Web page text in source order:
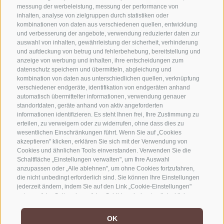
messung der werbeleistung, messung der performance von
inhalten, analyse von zielgruppen durch statistiken oder
kombinationen von daten aus verschiedenen quellen, entwicklung
und verbesserung der angebote, verwendung reduzierter daten zur
auswahl von inhalten, gewährleistung der sicherheit, verhinderung
und aufdeckung von betrug und fehlerbehebung, bereitstellung und
anzeige von werbung und inhalten, ihre entscheidungen zum
datenschutz speichern und übermitteln, abgleichung und
kombination von daten aus unterschiedlichen quellen, verknüpfung
verschiedener endgeräte, identifikation von endgeräten anhand
automatisch übermittelter informationen, verwendung genauer
standortdaten, geräte anhand von aktiv angeforderten
informationen identifizieren. Es steht Ihnen frei, Ihre Zustimmung zu
erteilen, zu verweigern oder zu widerrufen, ohne dass dies zu
wesentlichen Einschränkungen führt. Wenn Sie auf „Cookies
akzeptieren" klicken, erklären Sie sich mit der Verwendung von
Cookies und ähnlichen Tools einverstanden. Verwenden Sie die
Schaltfläche „Einstellungen verwalten", um Ihre Auswahl
anzupassen oder „Alle ablehnen", um ohne Cookies fortzufahren,
die nicht unbedingt erforderlich sind. Sie können Ihre Einstellungen
jederzeit ändern, indem Sie auf den Link „Cookie-Einstellungen"
unten auf der Seite oder auf das Schildsymbol unten links klicken.
OK
KONTAKTIERE UNS
+39 0472 765325
info@sterzing.com
NEWSLETTER
Bleib am Laufenden